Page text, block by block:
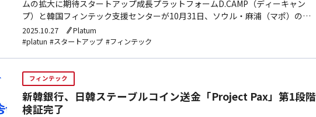
ムの拡大に期待スタートアップ成長プラットフォームD.CAMP（ディーキャン
プ）と韓国フィンテック支援センターが10月31日、ソウル・麻浦（マポ）の
FRONT1（フロントワン）で「D.CAMPスタートアップOI#金融機関」…
2025.10.27
Platum
#platun #スタートアップ #フィンテック
フィンテック
新韓銀行、日韓ステーブルコイン送金「Project Pax」第1段階
検証完了